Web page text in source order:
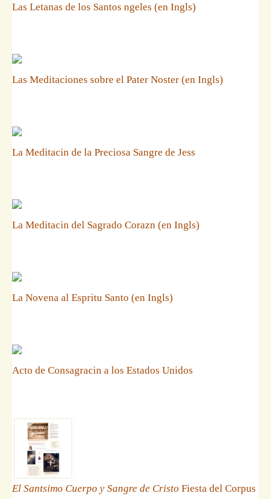
Las Letanas de los Santos ngeles (en Ingls)
Las Meditaciones sobre el Pater Noster (en Ingls)
La Meditacin de la Preciosa Sangre de Jess
La Meditacin del Sagrado Corazn (en Ingls)
La Novena al Espritu Santo (en Ingls)
Acto de Consagracin a los Estados Unidos
El Santsimo Cuerpo y Sangre de Cristo Fiesta del Corpus